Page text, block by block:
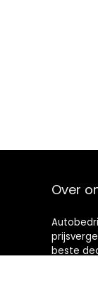
Over
beste